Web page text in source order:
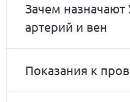
Зачем
артерий и вен
Показания к